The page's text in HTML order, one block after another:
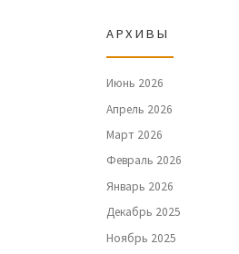
АРХИВЫ
Июнь 2026
Апрель 2026
Март 2026
Февраль 2026
Январь 2026
Декабрь 2025
Ноябрь 2025